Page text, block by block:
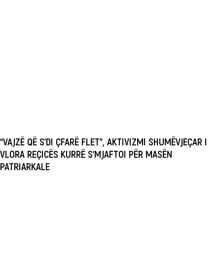
“VAJZË QË S’DI ÇFARË FLET”, AKTIVIZMI SHUMËVJEÇAR I
VLORA REÇICËS KURRË S’MJAFTOI PËR MASËN
PATRIARKALE